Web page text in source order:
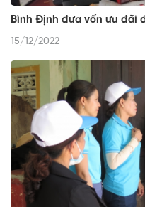
Bình Định đưa vốn ưu đãi
15/12/2022